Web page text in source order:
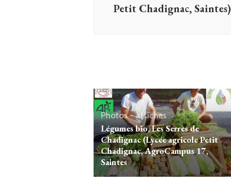
Petit Chadignac, Saintes)
Photos - affiches
Légumes bio, Les Serres de
Chadignac (Lycée agricole Petit
Chadignac, AgroCampus 17,
Saintes